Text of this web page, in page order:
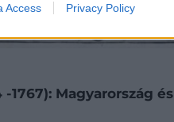
Access Privacy Policy
1767): Magyarország és